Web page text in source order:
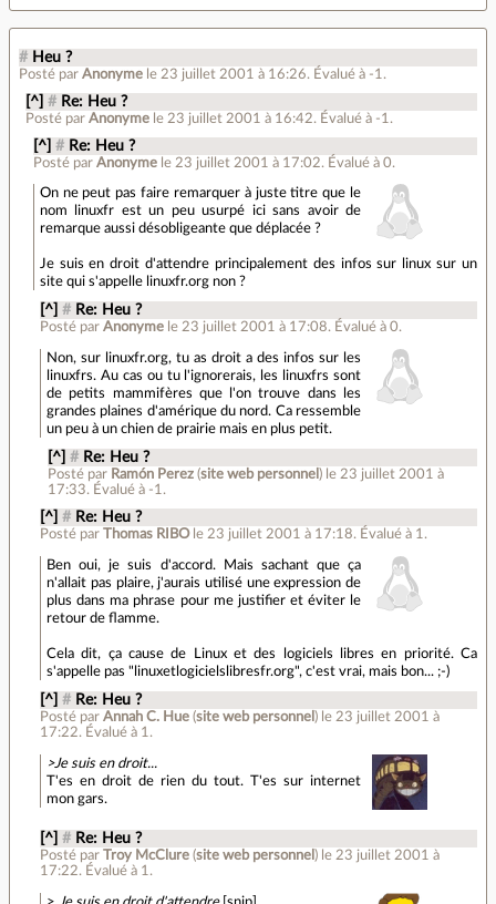
# Heu ?
Posté par Anonyme le 23 juillet 2001 à 16:26. Évalué à -1 .
[^] # Re: Heu ?
Posté parAnonyme le 23 juillet 2001 à 16:42. Évalué à -1 .
[^] # Re: Heu ?
Posté par Anonyme le 23 juillet 2001 à 17:02. Évalué à 0.
On ne peut pas faire remarquer à juste titre que le
nom linuxfr est un peu usurpé ici sans avoir de
remarque aussi désobligeante que déplacée ?
Je suis en droit d'attendre principalement des infos sur linux sur un
site qui s'appelle linuxfr.org non ?
[^] # Re: Heu ?
Posté parAnonyme le 23 juillet 2001 à 17:08. Évalué à0.
Non, sur linuxfr.org, tu as droit a des infos sur les
linuxfrs. Au cas ou tu l'ignorerais, les linuxfrs sont
de petits mammifères que l'on trouve dans les
grandes plaines d'amérique du nord. Ca ressemble
un peu à un chien de prairie mais en plus petit.
[^] # Re: Heu ?
Posté par Ramón Perez(site web personnel ) le 23 juillet 2001 à
17:33. Évalué à -1 .
[^] # Re: Heu ?
Posté par Thomas RIBO le 23 juillet 2001 à 17:18. Évalué à 1 .
Ben oui, je suis d'accord. Mais sachant que ça
n'allait pas plaire, j'aurais utilisé une expression de
plus dans ma phrase pour me justifier et éviter le
retour de flamme.
Cela dit, ça cause de Linux et des logiciels libres en priorité. Ca
s'appelle pas "linuxetlogicielslibresfr.org", c'est vrai, mais bon... ;-)
[^] # Re: Heu ?
Posté parAnnah C. Hue (site web personnel ) le 23 juillet 2001 à
17:22. Évalué à 1 .
>Je suis en droit...
T'es en droit de rien du tout. T'es sur internet
mon gars.
[^] # Re: Heu ?
Posté parTroy McClure (site web personnel ) le 23 juillet 2001 à
17:22. Évalué à 1 .